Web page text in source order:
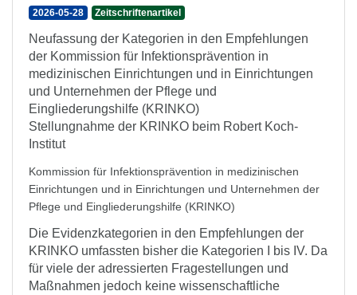
2026-05-28 Zeitschriftenartikel
Neufassung der Kategorien in den Empfehlungen
der Kommission für Infektionsprävention in
medizinischen Einrichtungen und in Einrichtungen
und Unternehmen der Pflege und
Eingliederungshilfe (KRINKO)
Stellungnahme der KRINKO beim Robert Koch-
Institut
Kommission für Infektionsprävention in medizinischen
Einrichtungen und in Einrichtungen und Unternehmen der
Pflege und Eingliederungshilfe (KRINKO)
Die Evidenzkategorien in den Empfehlungen der
KRINKO umfassten bisher die Kategorien I bis IV. Da
für viele der adressierten Fragestellungen und
Maßnahmen jedoch keine wissenschaftliche